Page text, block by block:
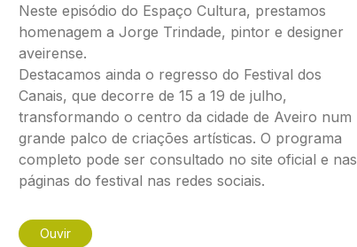
Neste episódio do Espaço Cultura, prestamos
homenagem a Jorge Trindade, pintor e designer
aveirense.
Destacamos ainda o regresso do Festival dos
Canais, que decorre de 15 a 19 de julho,
transformando o centro da cidade de Aveiro num
grande palco de criações artísticas. O programa
completo pode ser consultado no site oficial e nas
páginas do festival nas redes sociais.
Ouvir